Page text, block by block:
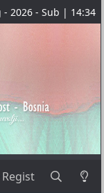
- 2026 - Sub | 14:34
Regist